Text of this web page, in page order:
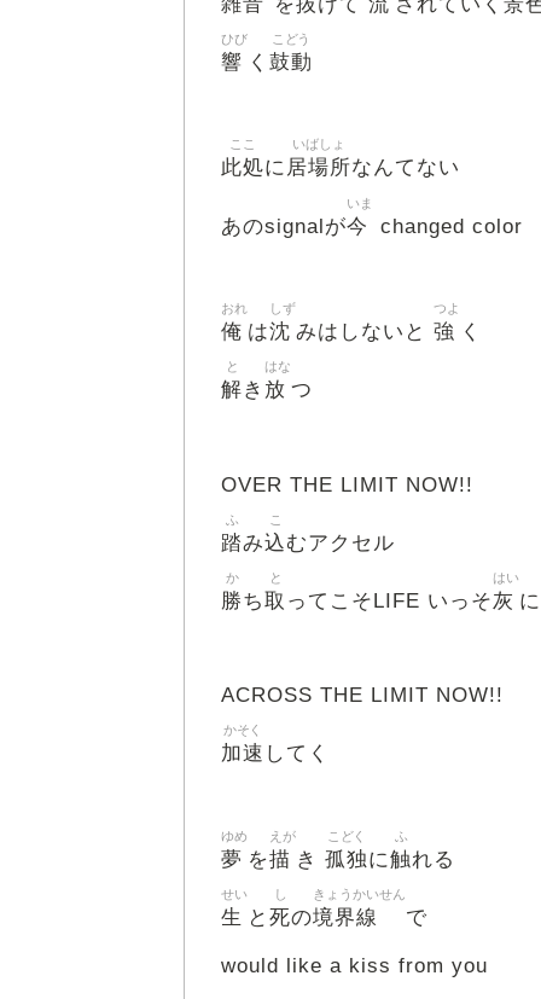
響
ひび
く 鼓動
こどう
此処
ここ
に 居場所
いばしょ
なんてない
あのsignalが今
いま
changed color
俺
おれ
は沈
しず
みはしないと 強
つよ
く
解
と
き 放
はな
つ
OVER THE LIMIT NOW!!
踏
ふ
み込
こ
むアクセル
勝
か
ち取
と
ってこそLIFE いっそ灰
はい
ACROSS THE LIMIT NOW!!
加速
かそく
してく
夢
ゆめ
を描
えが
き 孤独
こどく
に触
ふ
れる
生
せい
と 死
し
の境界線
きょうかいせん
で
would like a kiss from you